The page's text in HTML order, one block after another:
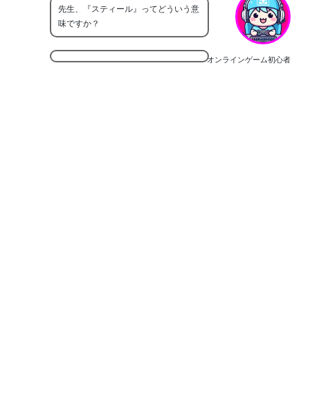
オンラインゲーム初心者
先生、『スティール』ってどういう意
味ですか？